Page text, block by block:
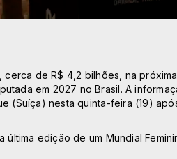
de R$ 4,2 bilhões, na
em 2027 no Brasil. A
(Suíça) nesta quinta-feira (19)
edição de um Mundial